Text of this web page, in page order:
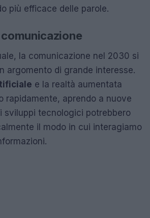
più efficace delle parole.
la comunicazione nel 2030 si
argomento di grande interesse.
e la realtà aumentata
rapidamente, aprendo a nuove
sviluppi tecnologici potrebbero
il modo in cui interagiamo